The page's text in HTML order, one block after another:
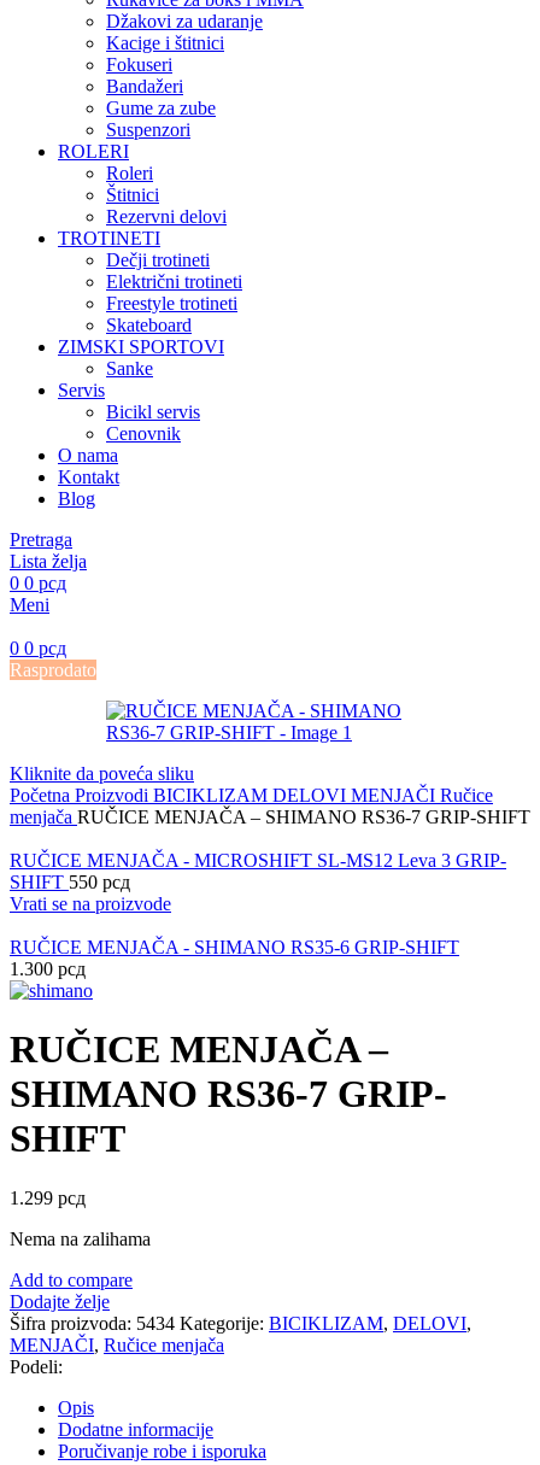
Džakovi za udaranje
Kacige i štitnici
Fokuseri
Bandažeri
Gume za zube
Suspenzori
ROLERI
Roleri
Štitnici
Rezervni delovi
TROTINETI
Dečji trotineti
Električni trotineti
Freestyle trotineti
Skateboard
ZIMSKI SPORTOVI
Sanke
Servis
Bicikl servis
Cenovnik
O nama
Kontakt
Blog
Pretraga
Lista želja
0 0 рсд
Meni
0 0 рсд
Rasprodato
Kliknite da poveća sliku
Početna Proizvodi BICIKLIZAM DELOVI MENJAČI Ručice
menjača RUČICE MENJAČA – SHIMANO RS36-7 GRIP-SHIFT
RUČICE MENJAČA - MICROSHIFT SL-MS12 Leva 3 GRIP-
SHIFT 550 рсд
Vrati se na proizvode
RUČICE MENJAČA - SHIMANO RS35-6 GRIP-SHIFT
1.300 рсд
RUČICE MENJAČA –
SHIMANO RS36-7 GRIP-
SHIFT
1.299 рсд
Nema na zalihama
Add to compare
Dodajte želje
Šifra proizvoda: 5434 Kategorije: BICIKLIZAM, DELOVI,
MENJAČI, Ručice menjača
Podeli:
Opis
Dodatne informacije
Poručivanje robe i isporuka